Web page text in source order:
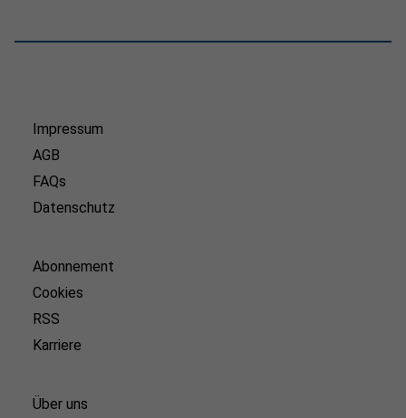
Impressum
AGB
FAQs
Datenschutz
Abonnement
Cookies
RSS
Karriere
Über uns